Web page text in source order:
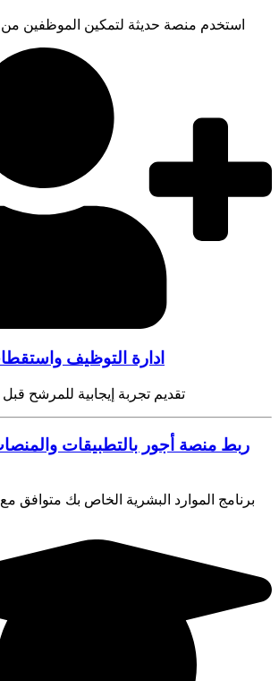
استخدم منصة حديثة لتمكين الموظفين من
ادارة التوظيف
تقديم تجربة إيجابية للمرشح قبل
ربط منصة أجور بالتطبيقات
برنامج الموارد البشرية الخاص بك متوافق